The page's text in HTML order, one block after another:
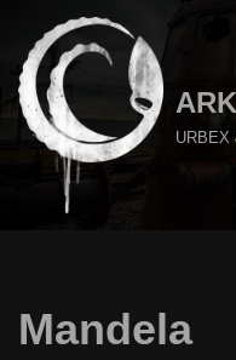
Aller
au
contenu
URBEX
Mandela